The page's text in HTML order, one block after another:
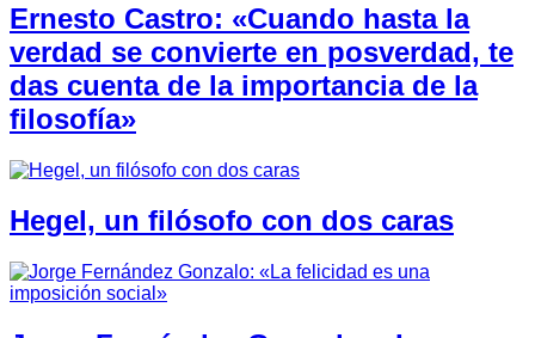
Ernesto Castro: «Cuando hasta la
verdad se convierte en posverdad, te
das cuenta de la importancia de la
filosofía»
Hegel, un filósofo con dos caras